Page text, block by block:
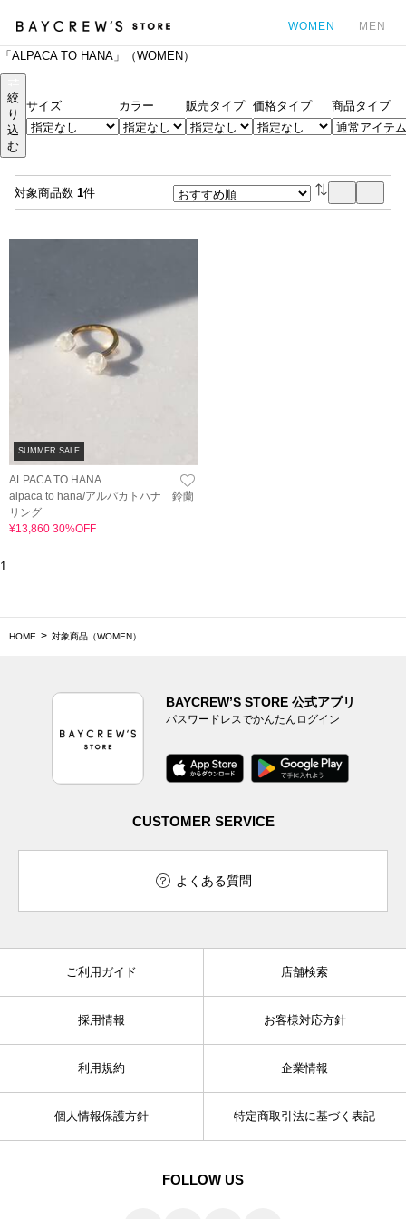
WOMEN MEN
「ALPACA TO HANA」（WOMEN）
絞
り
込
む
サイズ カラー 販売タイプ 価格タイプ 商品タイプ
対象商品数 1件
SUMMER SALE
ALPACA TO HANA
alpaca to hana/アルパカトハナ 鈴蘭
リング
¥13,860 30%OFF
1
HOME 対象商品（WOMEN）
BAYCREW’S STORE 公式アプリ
パスワードレスでかんたんログイン
CUSTOMER SERVICE
よくある質問
ご利用ガイド 店舗検索
採用情報 お客様対応方針
利用規約 企業情報
個人情報保護方針 特定商取引法に基づく表記
FOLLOW US